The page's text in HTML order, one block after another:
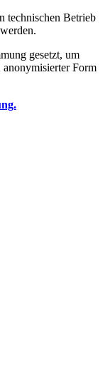
technischen Betrieb
gesetzt, um
anonymisierter Form